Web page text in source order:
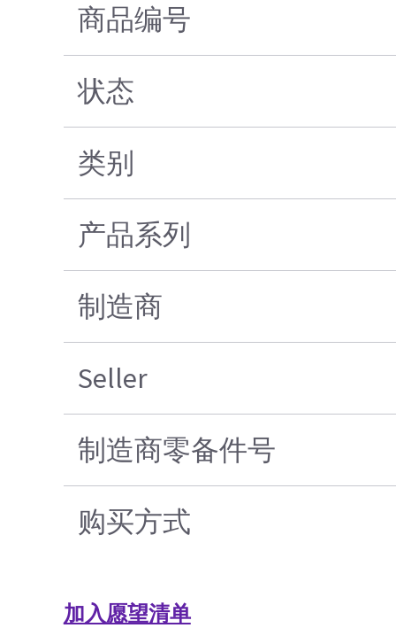
商品编号
状态
类别
产品系列
制造商
Seller
制造商零备件号
购买方式
加入愿望清单